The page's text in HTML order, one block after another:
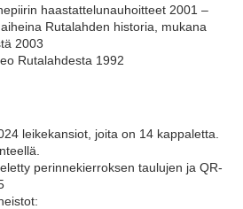
haastattelunauhoitteet 2001 –
Rutalahden historia, mukana
2003
Rutalahdesta 1992
leikekansiot, joita on 14 kappaletta.
perinnekierroksen taulujen ja QR-